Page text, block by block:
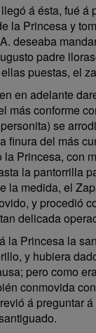
á ésta, fué á
la Princesa y
deseaba
padre
puestas, el
en adelante
más conforme
se
finura del más
Princesa, con
la pantorrilla
la medida, el
y procedió
delicada
la Princesa la
y hubiera
pero como
conmovida
á preguntar